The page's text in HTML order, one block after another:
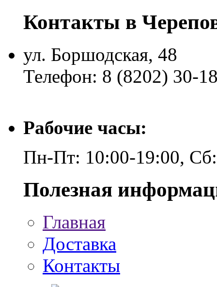
Контакты в
ул. Боршодская, 48
Телефон: 8 (8202) 30-
Рабочие часы:
Пн-Пт: 10:00-19:00,
Полезная
Главная
Доставка
Контакты